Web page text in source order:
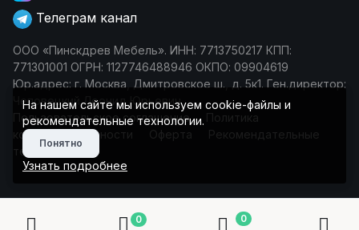
Телеграм канал
ООО «Пинскдрев Мебель». ИНН: 7713750217 КПП:
771301001 ОГРН: 1127746488946 ОКПО: 09904619
Юр.адрес: г. Москва, Дмитровское ш., д. 5к1. Ген.директор:
Чеповецкий Леонид Юрьевич
Пользовательское соглашение
Политика
конфиденциальности
Оферта
Рекомендательные
технологии
0 0
На нашем сайте мы используем cookie-файлы и
рекомендательные технологии.
Понятно
Узнать подробнее